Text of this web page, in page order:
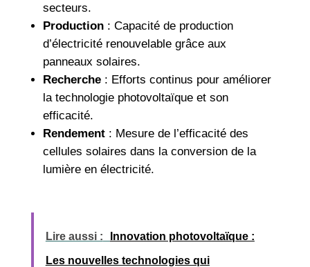
secteurs.
Production: Capacité de production
d’électricité renouvelable grâce aux
panneaux solaires.
Recherche: Efforts continus pour améliorer
la technologie photovoltaïque et son
efficacité.
Rendement: Mesure de l’efficacité des
cellules solaires dans la conversion de la
lumière en électricité.
Lire aussi : Innovation photovoltaïque :
Les nouvelles technologies qui